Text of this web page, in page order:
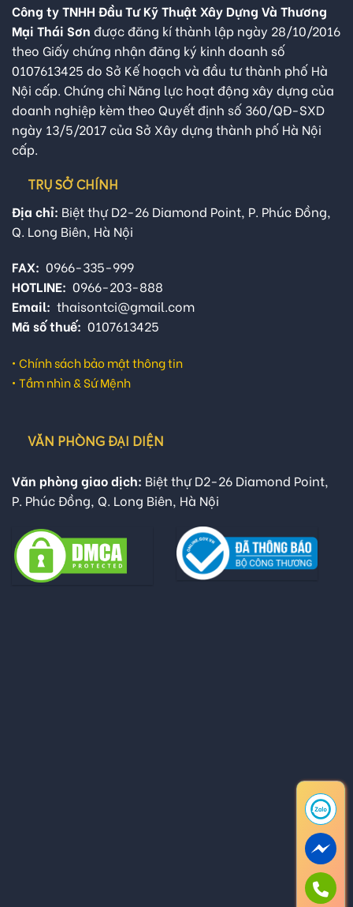
Công ty TNHH Đầu Tư Kỹ Thuật Xây Dựng Và Thương
Mại Thái Sơn được đăng kí thành lập ngày 28/10/2016
theo Giấy chứng nhận đăng ký kinh doanh số
0107613425 do Sở Kế hoạch và đầu tư thành phố Hà
Nội cấp. Chứng chỉ Năng lực hoạt động xây dựng của
doanh nghiệp kèm theo Quyết định số 360/QĐ-SXD
ngày 13/5/2017 của Sở Xây dựng thành phố Hà Nội
cấp.
TRỤ SỞ CHÍNH
Địa chỉ: Biệt thự D2-26 Diamond Point, P. Phúc Đồng,
Q. Long Biên, Hà Nội
FAX: 0966-335-999
HOTLINE: 0966-203-888
Email: thaisontci@gmail.com
Mã số thuế: 0107613425
• Chính sách bảo mật thông tin
• Tầm nhìn & Sứ Mệnh
VĂN PHÒNG ĐẠI DIỆN
Văn phòng giao dịch: Biệt thự D2-26 Diamond Point,
P. Phúc Đồng, Q. Long Biên, Hà Nội